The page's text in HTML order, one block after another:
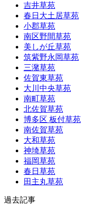
吉井草苑
春日大土居草苑
小郡草苑
南区野間草苑
美しが丘草苑
筑紫野永岡草苑
三潴草苑
佐賀東草苑
大川中央草苑
南町草苑
北佐賀草苑
博多区 板付草苑
南佐賀草苑
大和草苑
神埼草苑
福岡草苑
春日草苑
田主丸草苑
過去記事